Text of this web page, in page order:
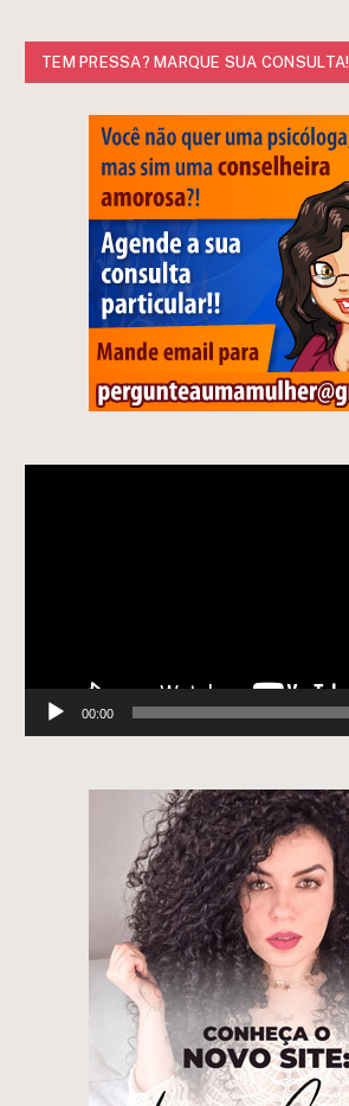
TEM PRESSA? MARQUE SUA CONSULTA!
00:00